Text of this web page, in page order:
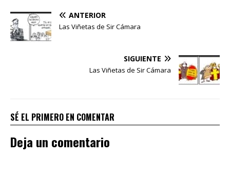
ANTERIOR
Las Viñetas de Sir Cámara
SIGUIENTE
Las Viñetas de Sir Cámara
SÉ EL PRIMERO EN COMENTAR
Deja un comentario